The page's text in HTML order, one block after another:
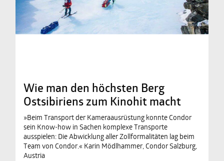
Wie man den höchsten Berg
Ostsibiriens zum Kinohit macht
»Beim Transport der Kameraausrüstung konnte Condor
sein Know-how in Sachen komplexe Transporte
ausspielen: Die Abwicklung aller Zollformalitäten lag beim
Team von Condor.« Karin Mödlhammer, Condor Salzburg,
Austria